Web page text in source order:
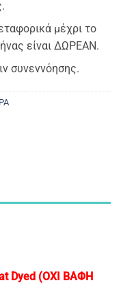
μέχρι το
είναι ΔΩΡΕΑΝ.
συνεννόησης.
Dyed (OXI ΒΑΦΗ